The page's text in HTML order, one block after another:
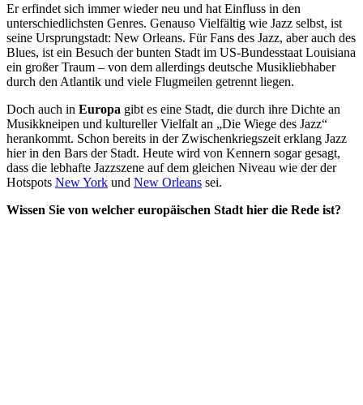
Er erfindet sich immer wieder neu und hat Einfluss in den
unterschiedlichsten Genres. Genauso Vielfältig wie Jazz selbst, ist
seine Ursprungstadt: New Orleans. Für Fans des Jazz, aber auch des
Blues, ist ein Besuch der bunten Stadt im US-Bundesstaat Louisiana
ein großer Traum – von dem allerdings deutsche Musikliebhaber
durch den Atlantik und viele Flugmeilen getrennt liegen.
Doch auch in Europa gibt es eine Stadt, die durch ihre Dichte an
Musikkneipen und kultureller Vielfalt an „Die Wiege des Jazz“
herankommt. Schon bereits in der Zwischenkriegszeit erklang Jazz
hier in den Bars der Stadt. Heute wird von Kennern sogar gesagt,
dass die lebhafte Jazzszene auf dem gleichen Niveau wie der der
Hotspots New York und New Orleans sei.
Wissen Sie von welcher europäischen Stadt hier die Rede ist?